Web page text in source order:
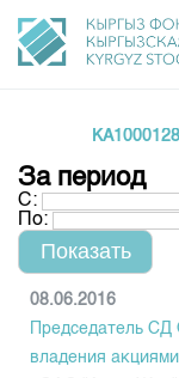
Финансовый
О нас
Общая
Акционеры
Товарно-
За период
С:
По:
08.06.2016
Председатель
владения